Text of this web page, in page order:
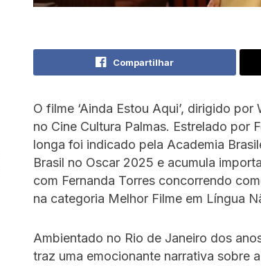
Compartilhar
O filme ‘Ainda Estou Aqui’, dirigido
no Cine Cultura Palmas. Estrelado por
longa foi indicado pela Academia
Brasil no Oscar 2025 e acumula
com Fernanda Torres concorrendo
na categoria Melhor Filme em Língua
Ambientado no Rio de Janeiro dos
traz uma emocionante narrativa sobre